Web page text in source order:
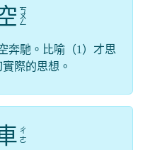
ㄎ
ㄨ
ㄥ
奔馳。比喻（1）才思
際的思想。
ㄔ
ㄜ